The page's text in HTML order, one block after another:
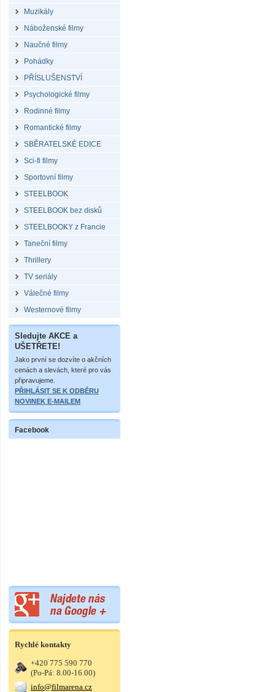
Muzikály
Náboženské filmy
Naučné filmy
Pohádky
PŘÍSLUŠENSTVÍ
Psychologické filmy
Rodinné filmy
Romantické filmy
SBĚRATELSKÉ EDICE
Sci-fi filmy
Sportovní filmy
STEELBOOK
STEELBOOK bez disků
STEELBOOKY z Francie
Taneční filmy
Thrillery
TV seriály
Válečné filmy
Westernové filmy
Sledujte AKCE a
UŠETŘETE!
Jako první se dozvíte o akčních
cenách a slevách, které pro vás
připravujeme.
PŘIHLÁSIT SE K ODBĚRU
NOVINEK E-MAILEM
Facebook
Rychlé kontakty
+420 775 590 770
(Po-Pá: 8.00-16.00)
info@filmarena.cz